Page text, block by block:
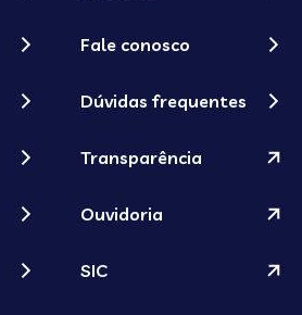
Fale conosco
Dúvidas frequentes
Transparência
Ouvidoria
SIC